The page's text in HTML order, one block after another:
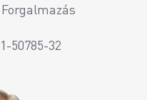
50785-32